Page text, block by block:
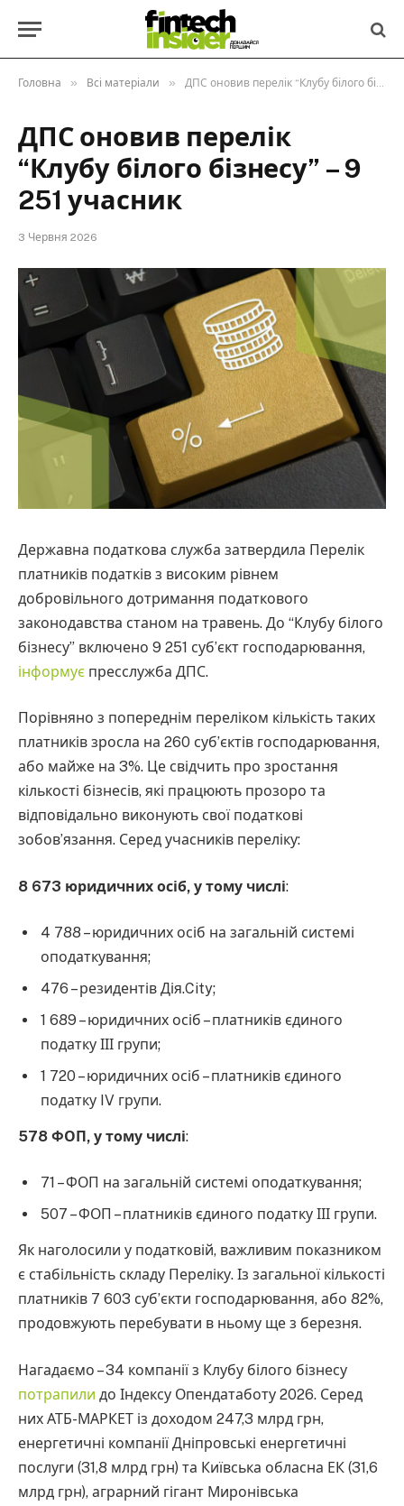
Головна » Всі матеріали » ДПС оновив перелік “Клубу білого бізнесу” – 9 251 учасник
ДПС оновив перелік
“Клубу білого бізнесу” – 9
251 учасник
3 Червня 2026
Державна податкова служба затвердила Перелік
платників податків з високим рівнем
добровільного дотримання податкового
законодавства станом на травень. До “Клубу білого
бізнесу” включено 9 251 суб’єкт господарювання,
інформує пресслужба ДПС.
Порівняно з попереднім переліком кількість таких
платників зросла на 260 суб’єктів господарювання,
або майже на 3%. Це свідчить про зростання
кількості бізнесів, які працюють прозоро та
відповідально виконують свої податкові
зобов’язання. Серед учасників переліку:
8 673 юридичних осіб, у тому числі:
4 788 – юридичних осіб на загальній системі
оподаткування;
476 – резидентів Дія.City;
1 689 – юридичних осіб – платників єдиного
податку ІІІ групи;
1 720 – юридичних осіб – платників єдиного
податку IV групи.
578 ФОП, у тому числі:
71 – ФОП на загальній системі оподаткування;
507 – ФОП – платників єдиного податку ІІІ групи.
Як наголосили у податковій, важливим показником
є стабільність складу Переліку. Із загальної кількості
платників 7 603 суб’єкти господарювання, або 82%,
продовжують перебувати в ньому ще з березня.
Нагадаємо – 34 компанії з Клубу білого бізнесу
потрапили до Індексу Опендатаботу 2026. Серед
них АТБ-МАРКЕТ із доходом 247,3 млрд грн,
енергетичні компанії Дніпровські енергетичні
послуги (31,8 млрд грн) та Київська обласна ЕК (31,6
млрд грн), аграрний гігант Миронівська